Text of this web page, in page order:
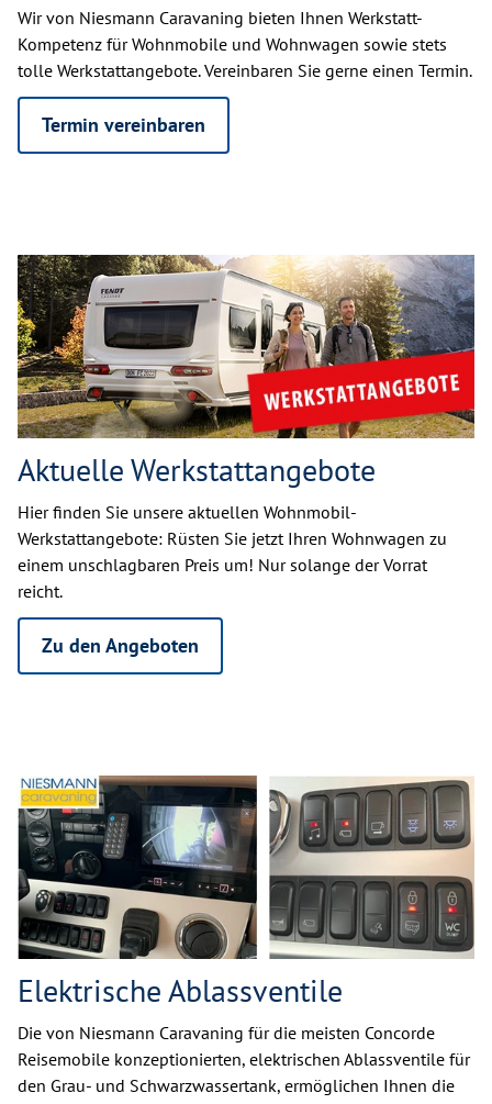
Wir von Niesmann Caravaning bieten Ihnen Werkstatt-
Kompetenz für Wohnmobile und Wohnwagen sowie stets
tolle Werkstattangebote. Vereinbaren Sie gerne einen Termin.
Termin vereinbaren
Aktuelle Werkstattangebote
Hier finden Sie unsere aktuellen Wohnmobil-
Werkstattangebote: Rüsten Sie jetzt Ihren Wohnwagen zu
einem unschlagbaren Preis um! Nur solange der Vorrat
reicht.
Zu den Angeboten
Elektrische Ablassventile
Die von Niesmann Caravaning für die meisten Concorde
Reisemobile konzeptionierten, elektrischen Ablassventile für
den Grau- und Schwarzwassertank, ermöglichen Ihnen die